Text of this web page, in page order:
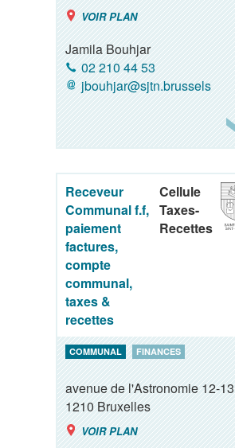
VOIR PLAN
Jamila Bouhjar
02 210 44 53
jbouhjar@sjtn.brussels
Receveur
Communal f.f,
paiement
factures,
compte
communal,
taxes &
recettes
Cellule
Taxes-
Recettes
COMMUNAL FINANCES
avenue de l'Astronomie 12-13
1210Bruxelles
VOIR PLAN